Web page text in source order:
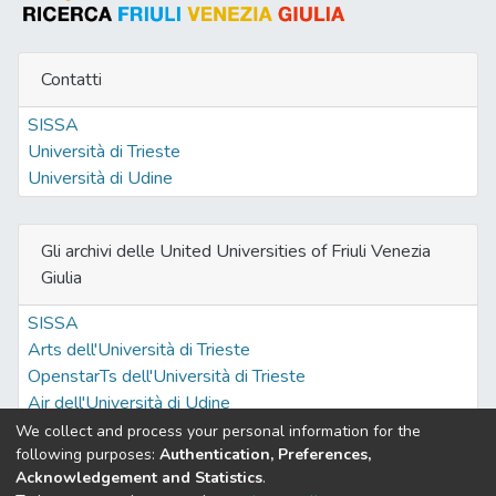
Contatti
SISSA
Università di Trieste
Università di Udine
Gli archivi delle United Universities of Friuli Venezia
Giulia
SISSA
Arts dell'Università di Trieste
OpenstarTs dell'Università di Trieste
Air dell'Università di Udine
Built withDSpace-CRIS software
We collect and process your personal information for the
following purposes: Authentication, Preferences,
Acknowledgement and Statistics.